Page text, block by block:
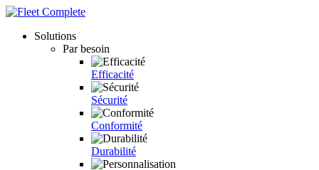
Solutions
Par besoin
Efficacité
Sécurité
Conformité
Durabilité